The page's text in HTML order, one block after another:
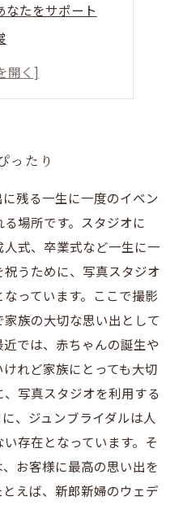
なたをサポート
かる
ったり
残る一生に一度のイベン
場所です。スタジオに
式、卒業式など一生に一
うために、写真スタジオ
っています。ここで撮影
族の大切な思い出として
では、赤ちゃんの誕生や
れど家族にとっても大切
写真スタジオを利用する
、ジュンブライダルは人
存在となっています。そ
お客様に最高の思い出を
えば、新郎新婦のウェデ